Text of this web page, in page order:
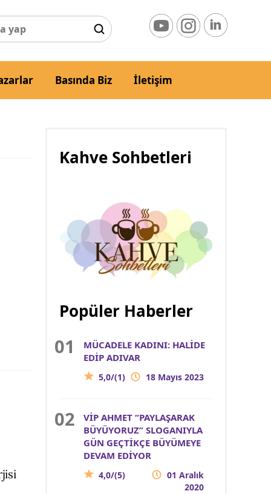
Basında Biz İletişim
Kahve Sohbetleri
Popüler Haberler
MÜCADELE KADINI: HALİDE
EDİP ADIVAR
5,0/(1) 18 Mayıs 2023
VİP AHMET “PAYLAŞARAK
BÜYÜYORUZ” SLOGANIYLA
GÜN GEÇTİKÇE BÜYÜMEYE
DEVAM EDİYOR
4,0/(5)
01 Aralık
2020